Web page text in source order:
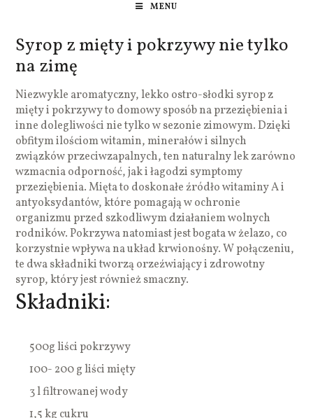
MENU
Syrop z mięty i pokrzywy nie tylko
na zimę
Niezwykle aromatyczny, lekko ostro-słodki syrop z
mięty i pokrzywy to domowy sposób na przeziębienia i
inne dolegliwości nie tylko w sezonie zimowym. Dzięki
obfitym ilościom witamin, minerałów i silnych
związków przeciwzapalnych, ten naturalny lek zarówno
wzmacnia odporność, jak i łagodzi symptomy
przeziębienia. Mięta to doskonałe źródło witaminy A i
antyoksydantów, które pomagają w ochronie
organizmu przed szkodliwym działaniem wolnych
rodników. Pokrzywa natomiast jest bogata w żelazo, co
korzystnie wpływa na układ krwionośny. W połączeniu,
te dwa składniki tworzą orzeźwiający i zdrowotny
syrop, który jest również smaczny.
Składniki:
500g liści pokrzywy
100- 200 g liści mięty
3 l filtrowanej wody
1,5 kg cukru